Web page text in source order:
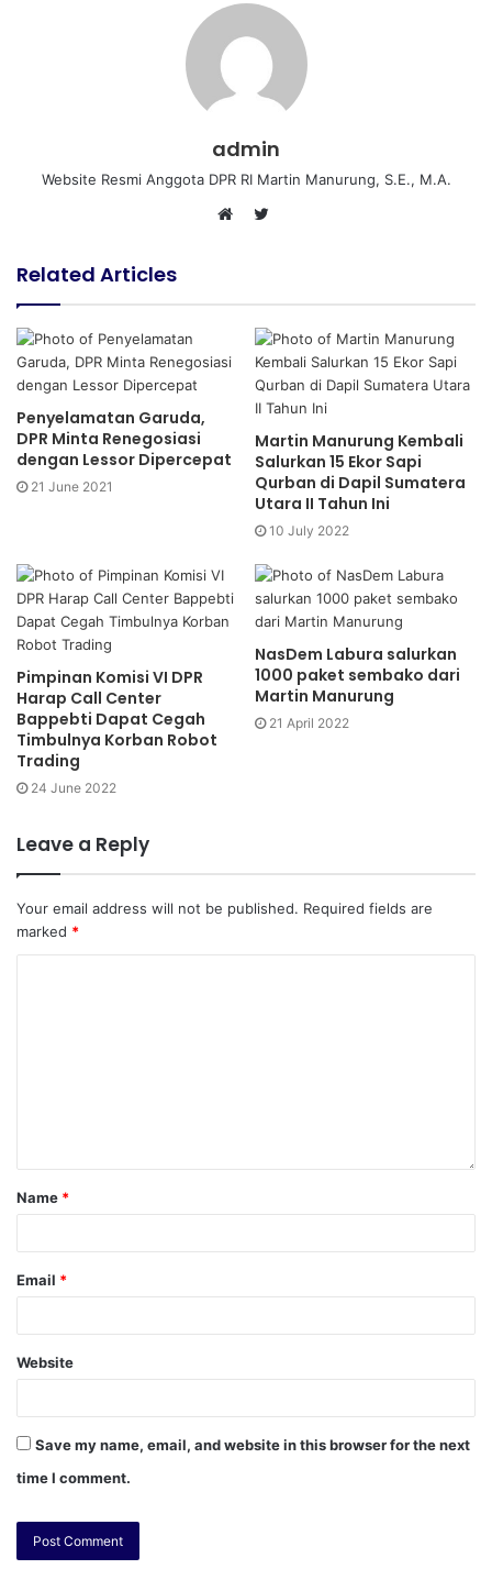
admin
Website Resmi Anggota DPR RI Martin Manurung, S.E., M.A.
s
t
t
e
r
Related Articles
Penyelamatan Garuda,
DPR Minta Renegosiasi
dengan Lessor Dipercepat
21 June 2021
Martin Manurung Kembali
Salurkan 15 Ekor Sapi
Qurban di Dapil Sumatera
Utara II Tahun Ini
10 July 2022
Pimpinan Komisi VI DPR
Harap Call Center
Bappebti Dapat Cegah
Timbulnya Korban Robot
Trading
24 June 2022
NasDem Labura salurkan
1000 paket sembako dari
Martin Manurung
21 April 2022
Leave a Reply
Your email address will not be published. Required fields are
marked *
Name *
Email *
Website
Save my name, email, and website in this browser for the next
time I comment.